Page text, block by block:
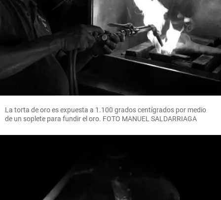
La torta de oro es expuesta a 1.100 grados centígrados por medio
de un soplete para fundir el oro. FOTO MANUEL SALDARRIAGA